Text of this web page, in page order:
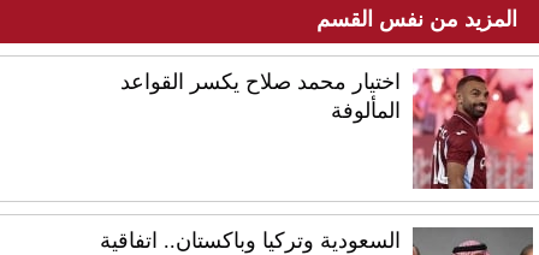
المزيد من نفس القسم
اختيار محمد صلاح يكسر القواعد
المألوفة
السعودية وتركيا وباكستان.. اتفاقية